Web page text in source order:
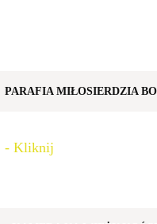
PARAFIA MIŁOSIERDZIA
- Kliknij